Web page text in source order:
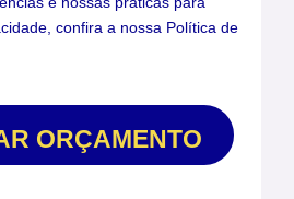
confira a nossa Política de
ORÇAMENTO